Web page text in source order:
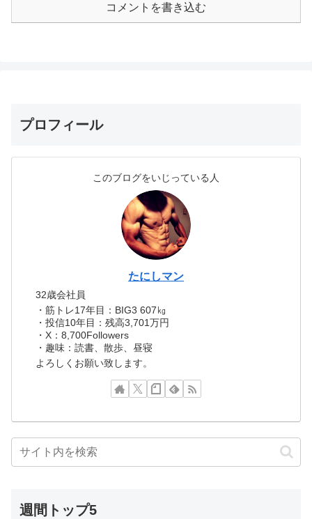
コメントを書き込む
プロフィール
このブログをいじっている人
たにしマン
32歳会社員
・筋トレ17年目：BIG3 607㎏
・投信10年目：残高3,701万円
・X：8,700Followers
・趣味：読書、散歩、昼寝
よろしくお願い致します。
週間トップ5